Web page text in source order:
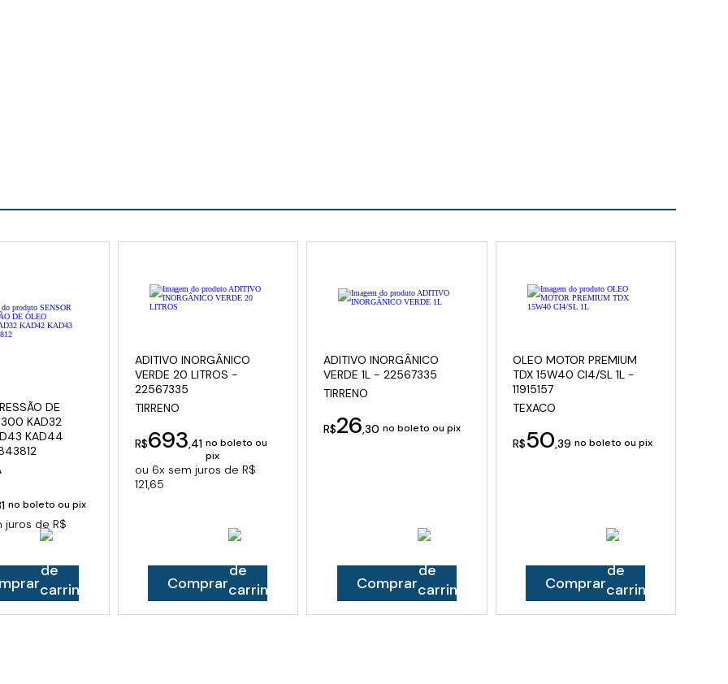
DE
KAD32
KAD44
no boleto ou pix
juros de R$
ADITIVO INORGÂNICO
VERDE 20 LITROS -
22567335
TIRRENO
R$693,41 no boleto ou
pix
ou 6x sem juros de R$
121,65
Comprar
ADITIVO INORGÂNICO
VERDE 1L - 22567335
TIRRENO
R$26,30 no boleto ou pix
Comprar
OLEO MOTOR PREMIUM
TDX 15W40 CI4/SL 1L -
11915157
TEXACO
R$50,39 no boleto ou pix
Comprar